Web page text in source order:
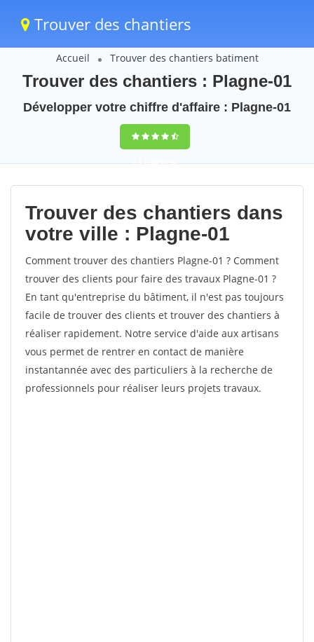
Trouver des chantiers
Accueil Trouver des chantiers batiment
Trouver des chantiers : Plagne-01
Développer votre chiffre d'affaire : Plagne-01
9,5(100%)42
votes
Trouver des chantiers dans
votre ville : Plagne-01
Comment trouver des chantiers Plagne-01 ? Comment
trouver des clients pour faire des travaux Plagne-01 ?
En tant qu'entreprise du bâtiment, il n'est pas toujours
facile de trouver des clients et trouver des chantiers à
réaliser rapidement. Notre service d'aide aux artisans
vous permet de rentrer en contact de manière
instantannée avec des particuliers à la recherche de
professionnels pour réaliser leurs projets travaux.